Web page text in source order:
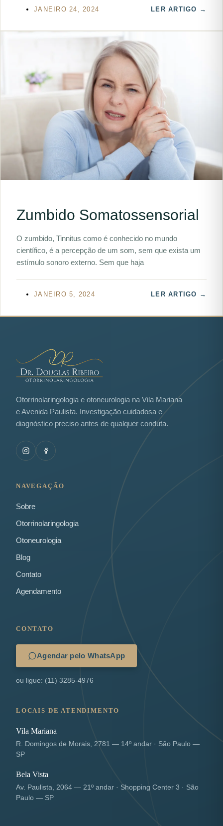
JANEIRO 24, 2024 LER ARTIGO →
Zumbido Somatossensorial
O zumbido, Tinnitus como é conhecido no mundo
científico, é a percepção de um som, sem que exista um
estímulo sonoro externo. Sem que haja
JANEIRO 5, 2024 LER ARTIGO →
Otorrinolaringologia e otoneurologia na Vila Mariana
e Avenida Paulista. Investigação cuidadosa e
diagnóstico preciso antes de qualquer conduta.
NAVEGAÇÃO
Sobre
Otorrinolaringologia
Otoneurologia
Blog
Contato
Agendamento
CONTATO
Agendar pelo WhatsApp
ou ligue: (11) 3285-4976
LOCAIS DE ATENDIMENTO
Vila Mariana
R. Domingos de Morais, 2781 — 14º andar · São Paulo —
SP
Bela Vista
Av. Paulista, 2064 — 21º andar · Shopping Center 3 · São
Paulo — SP